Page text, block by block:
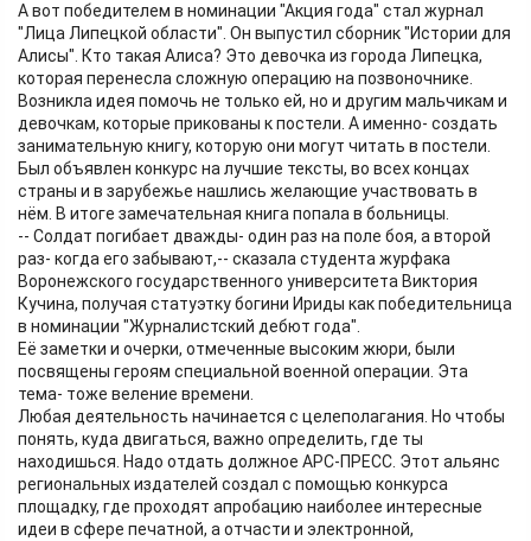
А вот победителем в номинации "Акция года" стал журнал
"Лица Липецкой области". Он выпустил сборник "Истории для
Алисы". Кто такая Алиса? Это девочка из города Липецка,
которая перенесла сложную операцию на позвоночнике.
Возникла идея помочь не только ей, но и другим мальчикам и
девочкам, которые прикованы к постели. А именно- создать
занимательную книгу, которую они могут читать в постели.
Был объявлен конкурс на лучшие тексты, во всех концах
страны и в зарубежье нашлись желающие участвовать в
нём. В итоге замечательная книга попала в больницы.
-- Солдат погибает дважды- один раз на поле боя, а второй
раз- когда его забывают,-- сказала студента журфака
Воронежского государственного университета Виктория
Кучина, получая статуэтку богини Ириды как победительница
в номинации "Журналистский дебют года".
Её заметки и очерки, отмеченные высоким жюри, были
посвящены героям специальной военной операции. Эта
тема- тоже веление времени.
Любая деятельность начинается с целеполагания. Но чтобы
понять, куда двигаться, важно определить, где ты
находишься. Надо отдать должное АРС-ПРЕСС. Этот альянс
региональных издателей создал с помощью конкурса
площадку, где проходят апробацию наиболее интересные
идеи в сфере печатной, а отчасти и электронной,